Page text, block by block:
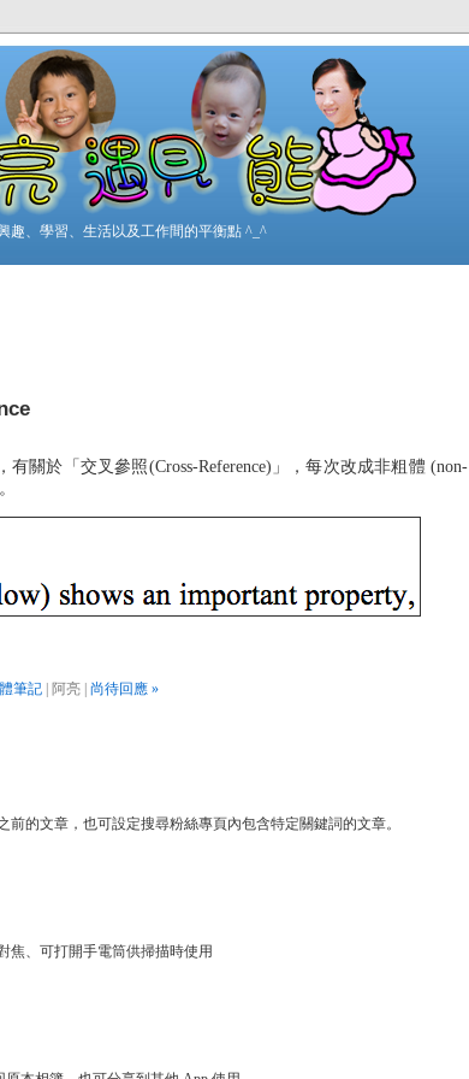
趣、學習、生活以及工作間的平衡點 ^_^
關於「交叉參照(Cross-Reference)」，每次改成非粗體 (non-
筆記| 阿亮 | 尚待回應 »
的文章，也可設定搜尋粉絲專頁內包含特定關鍵詞的文章。
焦、可打開手電筒供掃描時使用